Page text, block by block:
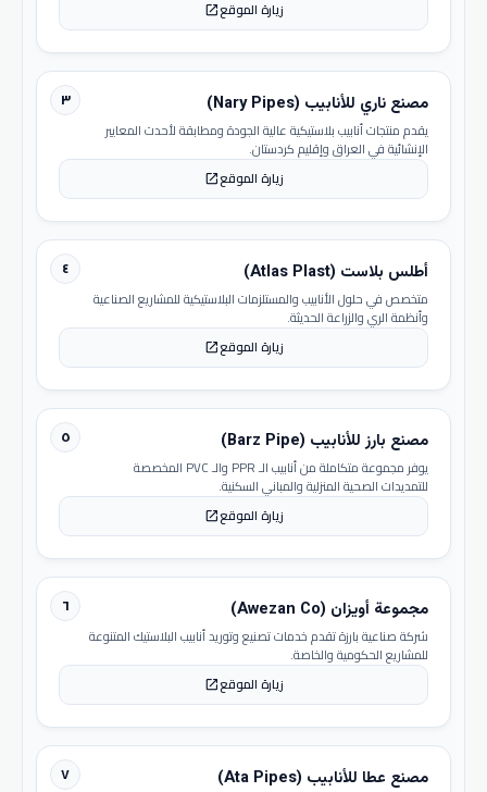
زيارة الموقعopen_in_new
٣ مصنع ناري للأنابيب (Nary Pipes)
يقدم منتجات أنابيب بلاستيكية عالية الجودة ومطابقة لأحدث المعايير
الإنشائية في العراق وإقليم كردستان.
زيارة الموقعopen_in_new
٤ أطلس بلاست (Atlas Plast)
متخصص في حلول الأنابيب والمستلزمات البلاستيكية للمشاريع الصناعية
وأنظمة الري والزراعة الحديثة.
زيارة الموقعopen_in_new
٥ مصنع بارز للأنابيب (Barz Pipe)
يوفر مجموعة متكاملة من أنابيب الـ PPR والـ PVC المخصصة
للتمديدات الصحية المنزلية والمباني السكنية.
زيارة الموقعopen_in_new
٦ مجموعة أويزان (Awezan Co)
شركة صناعية بارزة تقدم خدمات تصنيع وتوريد أنابيب البلاستيك المتنوعة
للمشاريع الحكومية والخاصة.
زيارة الموقعopen_in_new
٧ مصنع عطا للأنابيب (Ata Pipes)